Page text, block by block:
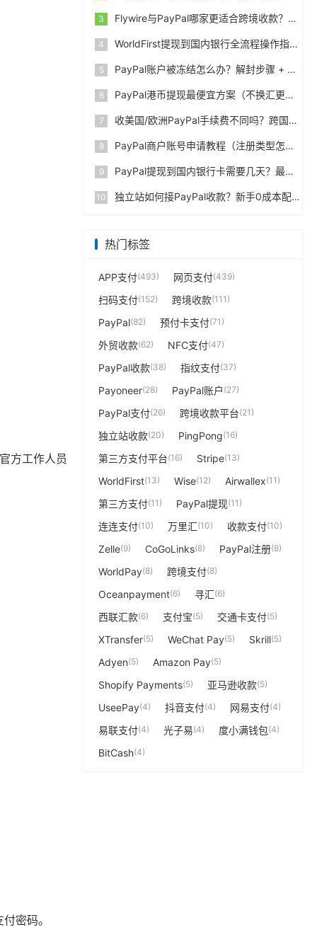
方工作人员
密码。
3 Flywire与PayPal哪家更适合跨境收款？收费到账体验全面评测
4 WorldFirst提现到国内银行全流程操作指南，卖家必读完整攻略
5 PayPal账户被冻结怎么办？解封步骤 + 防止再次限制指南
6 PayPal港币提现最便宜方案（不换汇更省钱）
7 收美国/欧洲PayPal手续费不同吗？跨国费率表曝光
8 PayPal商户账号申请教程（注册类型怎么选？避坑指南）
9 PayPal提现到国内银行卡需要几天？最便宜的方法公布
10 独立站如何接PayPal收款？新手0成本配置教程
热门标签
APP支付(493) 网页支付(439)
扫码支付(152) 跨境收款(111)
PayPal(82) 预付卡支付(71)
外贸收款(62) NFC支付(47)
PayPal收款(38) 指纹支付(37)
Payoneer(28) PayPal账户 (27)
PayPal支付(26) 跨境收款平台(21)
独立站收款(20) PingPong(16)
第三方支付平台(16) Stripe(13)
WorldFirst(13) Wise(12) Airwallex(11)
第三方支付(11) PayPal提现(11)
连连支付(10) 万里汇(10) 收款支付(10)
Zelle(9) CoGoLinks(8) PayPal注册(8)
WorldPay(8) 跨境支付(8)
Oceanpayment(6) 寻汇(6)
西联汇款(6) 支付宝(5) 交通卡支付(5)
XTransfer(5) WeChat Pay(5) Skrill(5)
Adyen(5) Amazon Pay(5)
Shopify Payments(5) 亚马逊收款(5)
UseePay(4) 抖音支付(4) 网易支付(4)
易联支付(4) 光子易(4) 度小满钱包(4)
BitCash(4)